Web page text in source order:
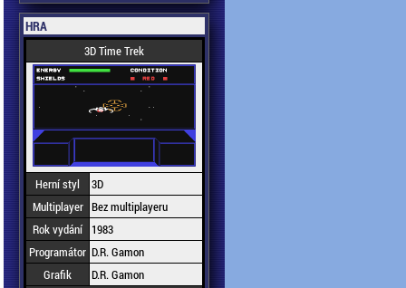
HRA
3D Time Trek
Herní styl
3D
Multiplayer Bez multiplayeru
Rok vydání
1983
Programátor D.R. Gamon
Grafik
D.R. Gamon